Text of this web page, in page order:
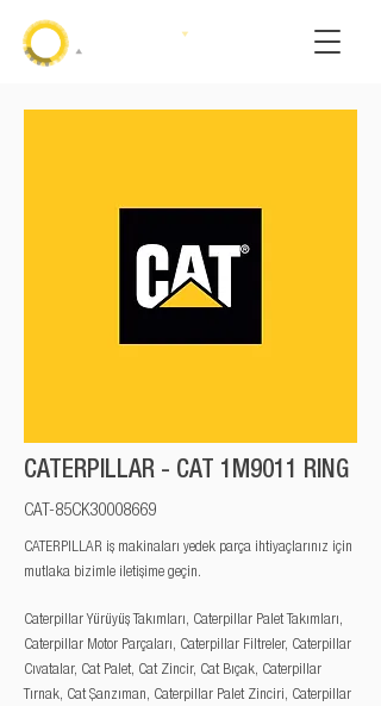
CATERPILLAR - CAT 1M9011 RING
CAT-85CK30008669
CATERPILLAR iş makinaları yedek parça ihtiyaçlarınız için
mutlaka bizimle iletişime geçin.
Caterpillar Yürüyüş Takımları, Caterpillar Palet Takımları,
Caterpillar Motor Parçaları, Caterpillar Filtreler, Caterpillar
Cıvatalar, Cat Palet, Cat Zincir, Cat Bıçak, Caterpillar
Tırnak, Cat Şanzıman, Caterpillar Palet Zinciri, Caterpillar